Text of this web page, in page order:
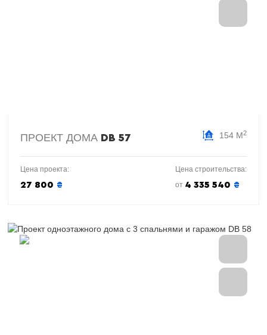
ПРОЕКТ ДОМА DB 57 154 М2
Цена проекта:
27 800 ₴
Цена строительства:
от 4 335 540 ₴